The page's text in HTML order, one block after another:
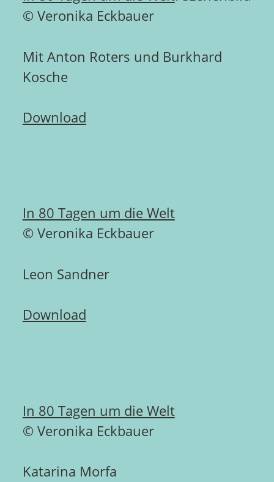
© Veronika Eckbauer
Mit Anton Roters und Burkhard
Kosche
Download
In 80 Tagen um die Welt
© Veronika Eckbauer
Leon Sandner
Download
In 80 Tagen um die Welt
© Veronika Eckbauer
Katarina Morfa